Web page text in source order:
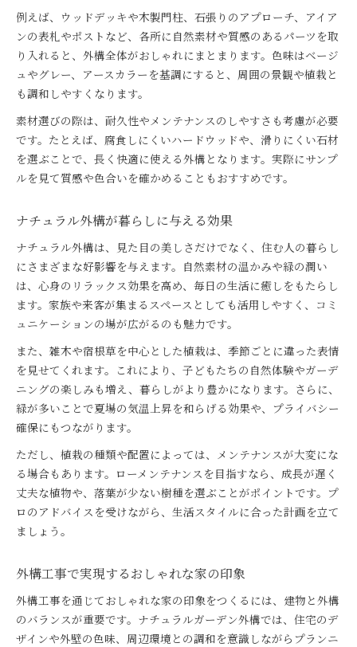
ナチュラル外構が暮らしに与える心地よさ
おしゃれと機能性を両立する外構工事術
ナチュラルな外構工事のアイデア実例集
例えば、ウッドデッキや木製門柱、石張りのアプローチ、アイア
ンの表札やポストなど、各所に自然素材や質感のあるパーツを取
り入れると、外構全体がおしゃれにまとまります。色味はベージ
ュやグレー、アースカラーを基調にすると、周囲の景観や植栽と
も調和しやすくなります。
素材選びの際は、耐久性やメンテナンスのしやすさも考慮が必要
です。たとえば、腐食しにくいハードウッドや、滑りにくい石材
を選ぶことで、長く快適に使える外構となります。実際にサンプ
ルを見て質感や色合いを確かめることもおすすめです。
ナチュラル外構が暮らしに与える効果
ナチュラル外構は、見た目の美しさだけでなく、住む人の暮らし
にさまざまな好影響を与えます。自然素材の温かみや緑の潤い
は、心身のリラックス効果を高め、毎日の生活に癒しをもたらし
ます。家族や来客が集まるスペースとしても活用しやすく、コミ
ュニケーションの場が広がるのも魅力です。
また、雑木や宿根草を中心とした植栽は、季節ごとに違った表情
を見せてくれます。これにより、子どもたちの自然体験やガーデ
ニングの楽しみも増え、暮らしがより豊かになります。さらに、
緑が多いことで夏場の気温上昇を和らげる効果や、プライバシー
確保にもつながります。
ただし、植栽の種類や配置によっては、メンテナンスが大変にな
る場合もあります。ローメンテナンスを目指すなら、成長が遅く
丈夫な植物や、落葉が少ない樹種を選ぶことがポイントです。プ
ロのアドバイスを受けながら、生活スタイルに合った計画を立て
ましょう。
外構工事で実現するおしゃれな家の印象
外構工事を通じておしゃれな家の印象をつくるには、建物と外構
のバランスが重要です。ナチュラルガーデン外構では、住宅のデ
ザインや外壁の色味、周辺環境との調和を意識しながらプランニ